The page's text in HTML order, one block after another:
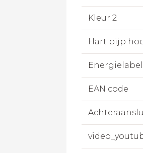
Kleur 2
Hart pijp
Energielabel
EAN code